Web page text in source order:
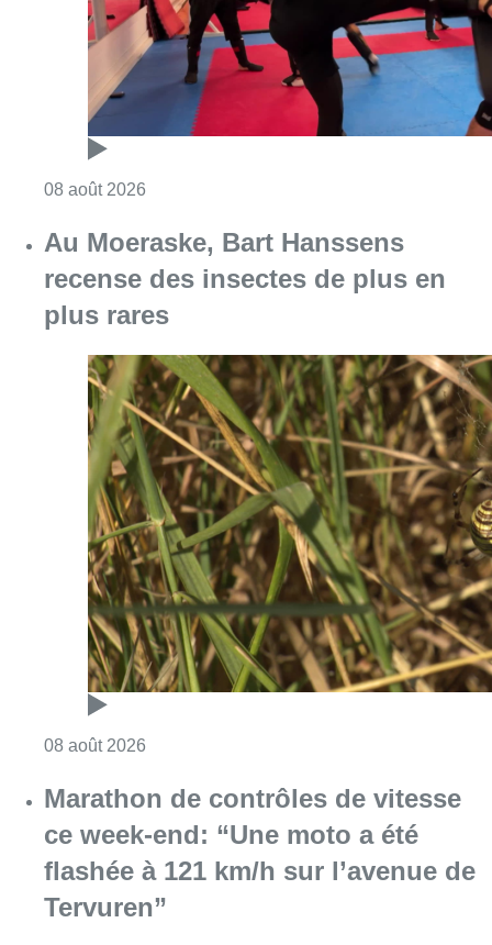
plus rares
08 août 2026Consulter l'article "Au Moeraske, Bart
Marathon de contrôles de vitesse
ce week-end: “Une moto a été
flashée à 121 km/h sur l’avenue de
Tervuren”